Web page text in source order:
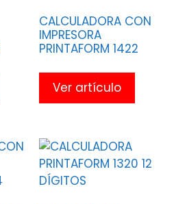
CALCULADORA CON
IMPRESORA
PRINTAFORM 1422
Ver artículo